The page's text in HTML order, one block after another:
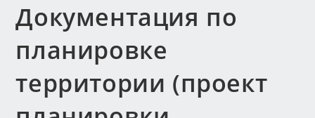
Документация по
планировке
территории (проект